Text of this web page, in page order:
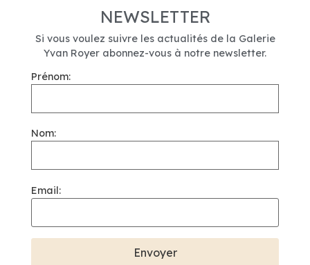
NEWSLETTER
Si vous voulez suivre les actualités de la Galerie
Yvan Royer abonnez-vous à notre newsletter.
Prénom:
Nom:
Email: